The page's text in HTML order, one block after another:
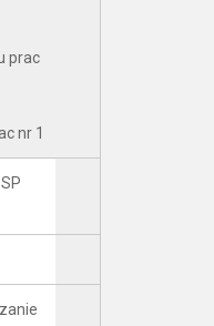
prac
nr 1